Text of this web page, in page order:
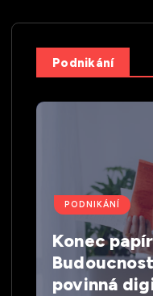
Podnikání
PODNIKÁNÍ
Konec
povinná